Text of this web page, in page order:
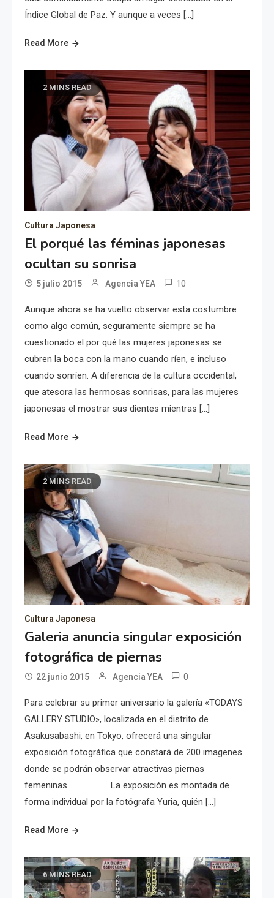
Índice Global de Paz. Y aunque a veces […]
Read More
2 MINS READ
Cultura Japonesa
El porqué las féminas japonesas
ocultan su sonrisa
5 julio 2015 Agencia YEA 10
Aunque ahora se ha vuelto observar esta costumbre
como algo común, seguramente siempre se ha
cuestionado el por qué las mujeres japonesas se
cubren la boca con la mano cuando ríen, e incluso
cuando sonríen. A diferencia de la cultura occidental,
que atesora las hermosas sonrisas, para las mujeres
japonesas el mostrar sus dientes mientras […]
Read More
2 MINS READ
Cultura Japonesa
Galeria anuncia singular exposición
fotográfica de piernas
22 junio 2015 Agencia YEA 0
Para celebrar su primer aniversario la galería «TODAYS
GALLERY STUDIO», localizada en el distrito de
Asakusabashi, en Tokyo, ofrecerá una singular
exposición fotográfica que constará de 200 imagenes
donde se podrán observar atractivas piernas
femeninas. La exposición es montada de
forma individual por la fotógrafa Yuria, quién […]
Read More
6 MINS READ